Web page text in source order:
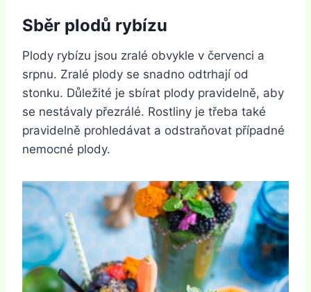
Sběr plodů rybízu
Plody rybízu jsou zralé obvykle v červenci a
srpnu. Zralé plody se snadno odtrhají od
stonku. Důležité je sbírat plody pravidelně, aby
se nestávaly přezrálé. Rostliny je třeba také
pravidelně prohledávat a odstraňovat případné
nemocné plody.